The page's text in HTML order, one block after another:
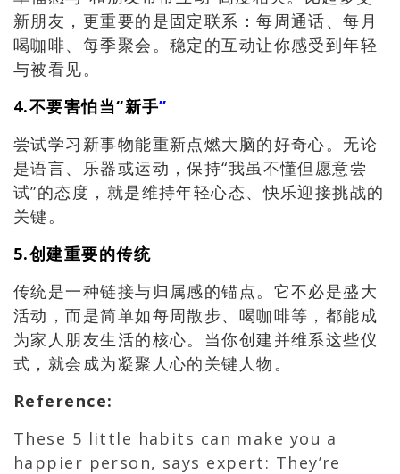
新朋友，更重要的是固定联系：每周通话、每月
喝咖啡、每季聚会。稳定的互动让你感受到年轻
与被看见。
4.不要害怕当“新手”
尝试学习新事物能重新点燃大脑的好奇心。无论
是语言、乐器或运动，保持“我虽不懂但愿意尝
试”的态度，就是维持年轻心态、快乐迎接挑战的
关键。
5.创建重要的传统
传统是一种链接与归属感的锚点。它不必是盛大
活动，而是简单如每周散步、喝咖啡等，都能成
为家人朋友生活的核心。当你创建并维系这些仪
式，就会成为凝聚人心的关键人物。
Reference:
These 5 little habits can make you a
happier person, says expert: They’re